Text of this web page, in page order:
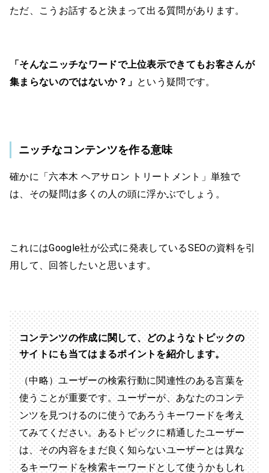
ただ、こうお話すると決まって出る質問があります。
「そんなニッチなワードで上位表示できてもお客さんが
集まらないのではないか？」 という疑問です。
ニッチなコンテンツを作る意味
確かに「六本木 ヘアサロン トリートメント」単独で
は、その疑問は多くの人の頭に浮かぶでしょう。
これにはGoogle社が公式に発表しているSEOの資料を引
用して、回答したいと思います。
コンテンツの作成に関して、どのようなトピックの
サイトにも当てはまるポイントを紹介します。
（中略）ユーザーの検索行動に関連性のある言葉を
使うことが重要です。ユーザーが、あなたのコンテ
ンツを見つけるのに使うであろうキーワードを考え
てみてください。あるトピックに精通したユーザー
は、その内容をまだ良く知らないユーザーとは異な
るキーワードを検索キーワードとして使うかもしれ